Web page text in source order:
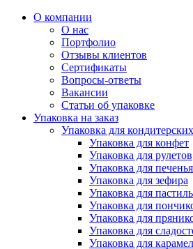
О компании
О нас
Портфолио
Отзывы клиентов
Сертификаты
Вопросы-ответы
Вакансии
Статьи об упаковке
Упаковка на заказ
Упаковка для
Упаковка для конфет
Упаковка для рулетов
Упаковка для печенья
Упаковка для зефира
Упаковка для
Упаковка для
Упаковка для
Упаковка для
Упаковка для